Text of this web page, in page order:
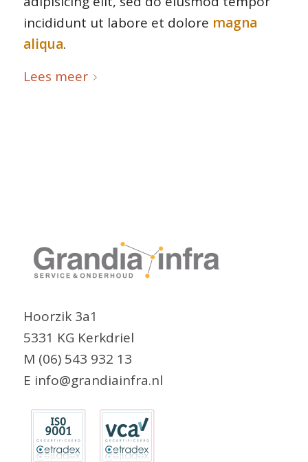
incididunt ut labore et dolore magna
aliqua.
Lees meer
Hoorzik 3a1
5331 KG Kerkdriel
M (06) 543 932 13
E info@grandiainfra.nl